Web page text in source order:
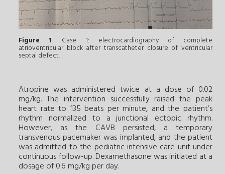
Figure 1. Case 1: electrocardiography of complete
atrioventricular block after transcatheter closure of ventricular
septal defect.
Atropine was administered twice at a dose of 0.02
mg/kg. The intervention successfully raised the peak
heart rate to 135 beats per minute, and the patient’s
rhythm normalized to a junctional ectopic rhythm.
However, as the CAVB persisted, a temporary
transvenous pacemaker was implanted, and the patient
was admitted to the pediatric intensive care unit under
continuous follow-up. Dexamethasone was initiated at a
dosage of 0.6 mg/kg per day.